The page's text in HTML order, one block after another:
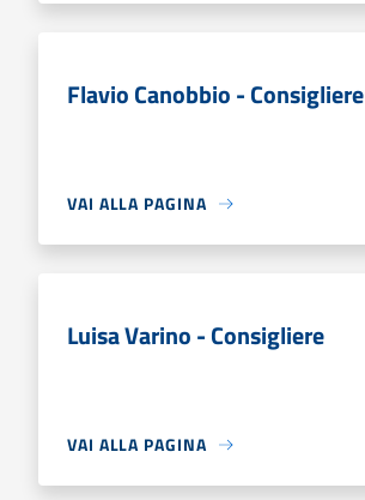
Flavio Canobbio - Consigliere
VAI ALLA PAGINA
Luisa Varino - Consigliere
VAI ALLA PAGINA